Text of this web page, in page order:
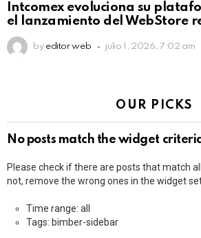
Intcomex evoluciona su
el lanzamiento del WebStore
by editor web julio 1, 2026, 7:02 am
OUR PICKS
No posts match the widget
Please check if there are posts that match
not, remove the wrong ones in the widget
Time range: all
Tags: bimber-sidebar